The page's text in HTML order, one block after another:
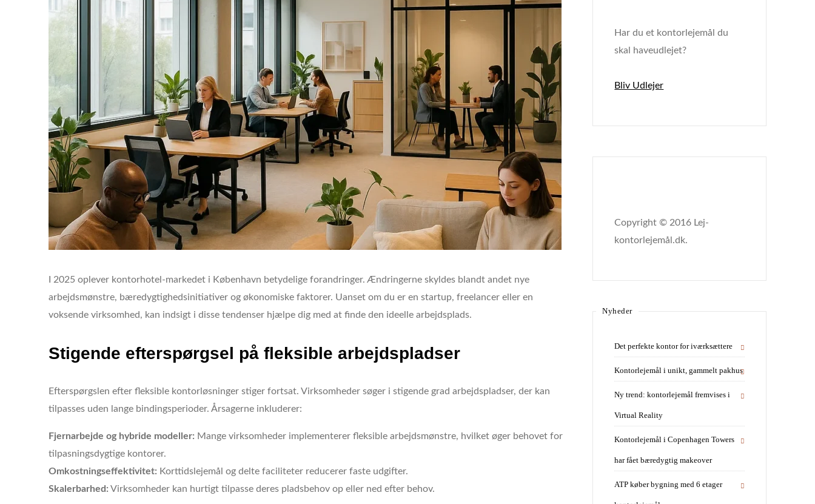
I 2025 oplever kontorhotel-markedet i København betydelige forandringer. Ændringerne skyldes blandt andet nye
arbejdsmønstre, bæredygtighedsinitiativer og økonomiske faktorer. Uanset om du er en startup, freelancer eller en
voksende virksomhed, kan indsigt i disse tendenser hjælpe dig med at finde den ideelle arbejdsplads.
Stigende efterspørgsel på fleksible arbejdspladser
Efterspørgslen efter fleksible kontorløsninger stiger fortsat. Virksomheder søger i stigende grad arbejdspladser, der kan
tilpasses uden lange bindingsperioder. Årsagerne inkluderer:
Fjernarbejde og hybride modeller: Mange virksomheder implementerer fleksible arbejdsmønstre, hvilket øger behovet for
tilpasningsdygtige kontorer.
Omkostningseffektivitet: Korttidslejemål og delte faciliteter reducerer faste udgifter.
Skalerbarhed: Virksomheder kan hurtigt tilpasse deres pladsbehov op eller ned efter behov.
Har du et kontorlejemål du
skal haveudlejet?
Bliv Udlejer
Copyright © 2016 Lej-
kontorlejemål.dk.
Nyheder
Det perfekte kontor for iværksættere
Kontorlejemål i unikt, gammelt pakhus
Ny trend: kontorlejemål fremvises i
Virtual Reality
Kontorlejemål i Copenhagen Towers
har fået bæredygtig makeover
ATP køber bygning med 6 etager